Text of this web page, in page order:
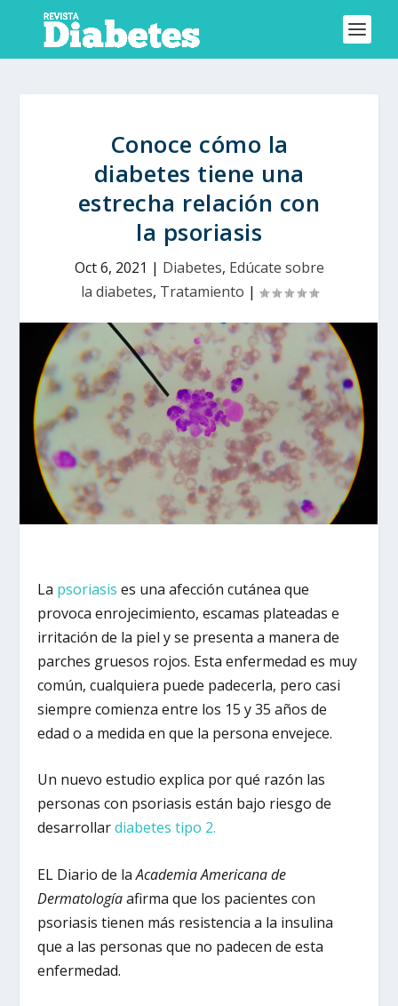
Conoce cómo la
diabetes tiene una
estrecha relación con
la psoriasis
Oct 6, 2021 | Diabetes, Edúcate sobre
la diabetes, Tratamiento |
La psoriasis es una afección cutánea que
provoca enrojecimiento, escamas plateadas e
irritación de la piel y se presenta a manera de
parches gruesos rojos. Esta enfermedad es muy
común, cualquiera puede padecerla, pero casi
siempre comienza entre los 15 y 35 años de
edad o a medida en que la persona envejece.
Un nuevo estudio explica por qué razón las
personas con psoriasis están bajo riesgo de
desarrollardiabetes tipo 2.
EL Diario de laAcademia Americana de
Dermatologíaafirma que los pacientes con
psoriasis tienen más resistencia a la insulina
que a las personas que no padecen de esta
enfermedad.